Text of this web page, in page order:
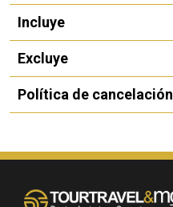
Incluye
Excluye
Política de cancelación